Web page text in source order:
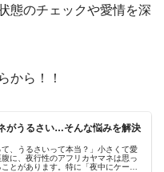
態のチェックや愛情を深
から！！
がうるさい…そんな悩みを解決
て、うるさいって本当？」小さくて愛
に、夜行性のアフリカヤマネは思っ
とがあります。特に「夜中にケージ